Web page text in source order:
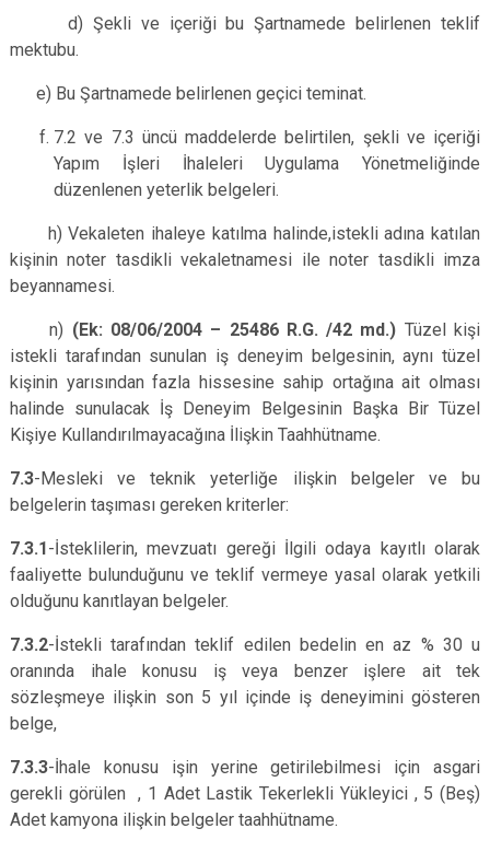
d) Şekli ve içeriği bu Şartnamede belirlenen teklif
mektubu.
e) Bu Şartnamede belirlenen geçici teminat.
7.2 ve 7.3 üncü maddelerde belirtilen, şekli ve içeriği
Yapım İşleri İhaleleriUygulama Yönetmeliğinde
düzenlenen yeterlik belgeleri.
h) Vekaleten ihaleye katılma halinde,istekli adına katılan
kişinin noter tasdikli vekaletnamesi ile noter tasdikli imza
beyannamesi.
n) (Ek: 08/06/2004 – 25486 R.G. /42 md.) Tüzel kişi
istekli tarafından sunulan iş deneyim belgesinin, aynı tüzel
kişinin yarısından fazla hissesine sahip ortağına ait olması
halinde sunulacak İş Deneyim Belgesinin Başka Bir Tüzel
Kişiye Kullandırılmayacağına İlişkin Taahhütname.
7.3-Mesleki ve teknik
yeterliğe ilişkin belgeler ve bu
belgelerin taşıması gereken kriterler:
7.3.1-İsteklilerin, mevzuatı gereği İlgili odaya kayıtlı olarak
faaliyette bulunduğunu ve teklif vermeye yasal olarak yetkili
olduğunu kanıtlayan belgeler.
7.3.2-İstekli tarafından teklif edilen bedelin en az % 30 u
oranında ihale konusu iş veya benzer işlere ait tek
sözleşmeye ilişkin son 5 yıl içinde iş deneyimini gösteren
belge,
7.3.3-İhale konusu işin yerine getirilebilmesi için asgari
gerekli görülen , 1 Adet Lastik Tekerlekli Yükleyici , 5 (Beş)
Adet kamyona ilişkin belgeler taahhütname.